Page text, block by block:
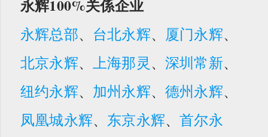
永辉100%关係企业
永辉总部、 台北永辉、 厦门永辉、
北京永辉、上海那灵、深圳常新、
纽约永辉、 加州永辉、德州永辉、
凤凰城永辉、 东京永辉、首尔永